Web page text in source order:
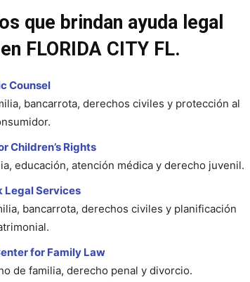
que brindan ayuda legal
FLORIDA CITY FL.
Counsel
bancarrota, derechos civiles y protección al
Children’s Rights
educación, atención médica y derecho juvenil.
Legal Services
bancarrota, derechos civiles y planificación
for Family Law
de familia, derecho penal y divorcio.